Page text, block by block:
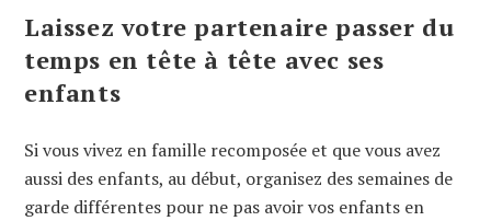
Laissez votre partenaire passer du
temps en tête à tête avec ses
enfants
Si vous vivez en famille recomposée et que vous avez
aussi des enfants, au début, organisez des semaines de
garde différentes pour ne pas avoir vos enfants en